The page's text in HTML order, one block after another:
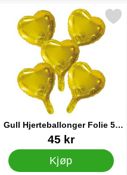
6-pakning som favoritt
Gull Hjerteballonger Folie 5-
pakning
Varenummer 17861
45 kr
Kjøp
Merk gull Hjerteballonger